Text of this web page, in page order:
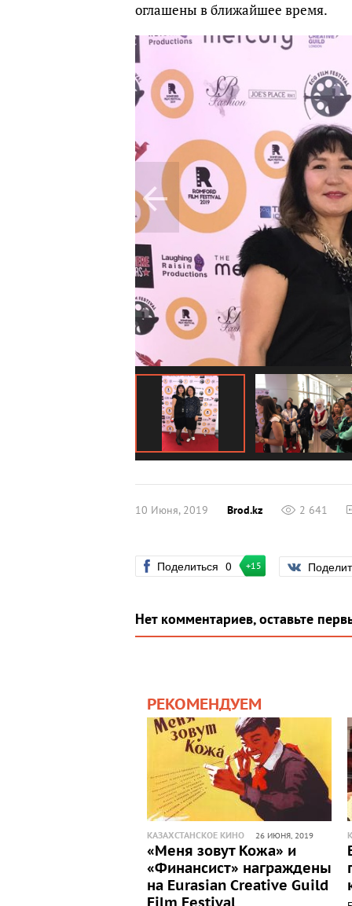
оглашены в ближайшее время.
10 Июня, 2019 Brod.kz 2 641
Поделиться 0 +15
Нет комментариев, оставьте
РЕКОМЕНДУЕМ
КАЗАХСТАНСКОЕ КИНО 26 ИЮНЯ, 2019
«Меня зовут Кожа» и
«Финансист» награждены
на Eurasian Creative Guild